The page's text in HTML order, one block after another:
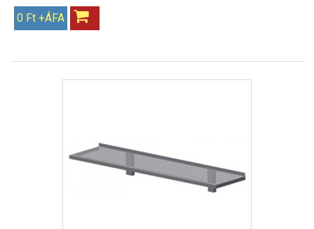
0 Ft +ÁFA